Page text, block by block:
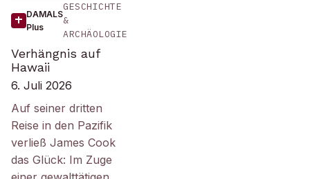
DAMALS
Plus
GESCHICHTE
&
ARCHÄOLOGIE
Verhängnis auf
Hawaii
6. Juli 2026
Auf seiner dritten
Reise in den Pazifik
verließ James Cook
das Glück: Im Zuge